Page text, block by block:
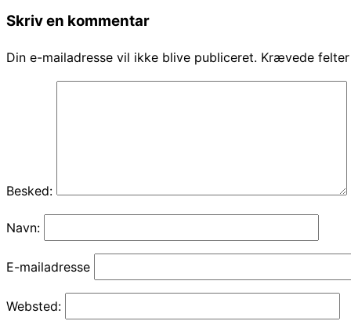
Skriv en kommentar
Din e-mailadresse vil ikke blive publiceret. Krævede
Besked:
Navn:
E-mailadresse
Websted: